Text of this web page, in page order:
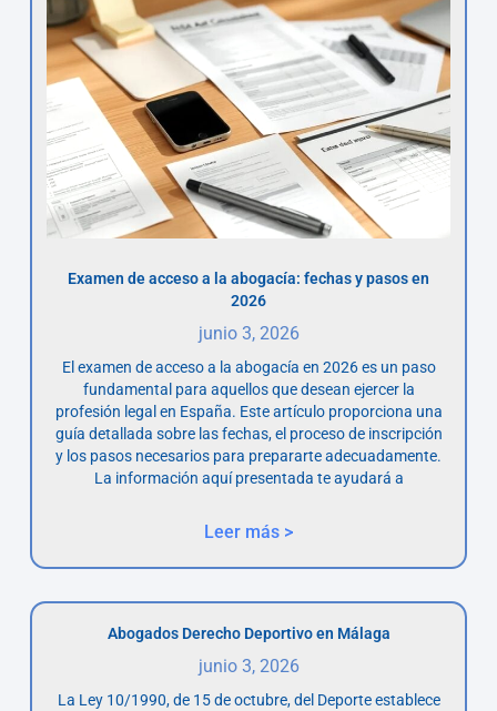
Examen de acceso a la abogacía: fechas y pasos en
2026
junio 3, 2026
El examen de acceso a la abogacía en 2026 es un paso
fundamental para aquellos que desean ejercer la
profesión legal en España. Este artículo proporciona una
guía detallada sobre las fechas, el proceso de inscripción
y los pasos necesarios para prepararte adecuadamente.
La información aquí presentada te ayudará a
Leer más >
Abogados Derecho Deportivo en Málaga
junio 3, 2026
La Ley 10/1990, de 15 de octubre, del Deporte establece